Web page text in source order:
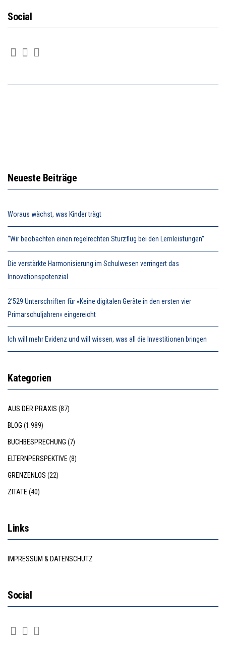
Social
Neueste Beiträge
Woraus wächst, was Kinder trägt
“Wir beobachten einen regelrechten Sturzflug bei den Lernleistungen”
Die verstärkte Harmonisierung im Schulwesen verringert das
Innovationspotenzial
2’529 Unterschriften für «Keine digitalen Geräte in den ersten vier
Primarschuljahren» eingereicht
Ich will mehr Evidenz und will wissen, was all die Investitionen bringen
Kategorien
AUS DER PRAXIS (87)
BLOG (1.989)
BUCHBESPRECHUNG (7)
ELTERNPERSPEKTIVE (8)
GRENZENLOS (22)
ZITATE (40)
Links
IMPRESSUM & DATENSCHUTZ
Social